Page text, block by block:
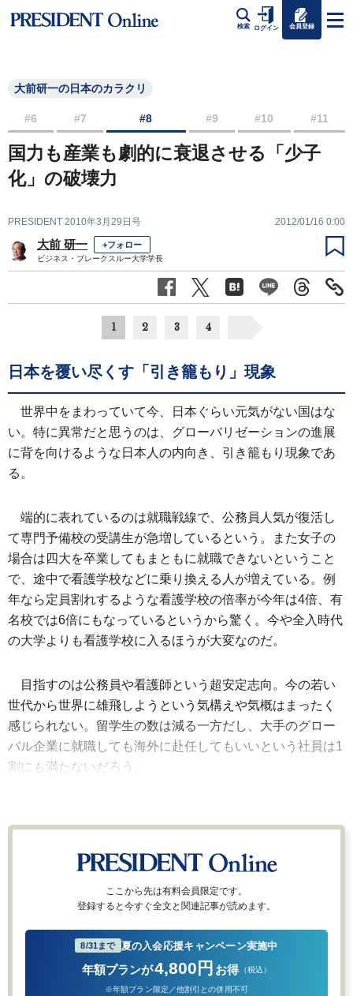
検索 ログイン 会員登録
大前研一の日本のカラクリ
#6 #7 #8 #9 #10 #11
国力も産業も劇的に衰退させる「少子
化」の破壊力
PRESIDENT 2010年3月29日号 2012/01/16 0:00
大前 研一 +フォロー
ビジネス・ブレークスルー大学学長
1 2 3 4
日本を覆い尽くす「引き籠もり」現象
世界中をまわっていて今、日本ぐらい元気がない国はな
い。特に異常だと思うのは、グローバリゼーションの進展
に背を向けるような日本人の内向き、引き籠もり現象であ
る。
端的に表れているのは就職戦線で、公務員人気が復活し
て専門予備校の受講生が急増しているという。また女子の
場合は四大を卒業してもまともに就職できないということ
で、途中で看護学校などに乗り換える人が増えている。例
年なら定員割れするような看護学校の倍率が今年は4倍、有
名校では6倍にもなっているというから驚く。今や全入時代
の大学よりも看護学校に入るほうが大変なのだ。
目指すのは公務員や看護師という超安定志向。今の若い
世代から世界に雄飛しようという気構えや気概はまったく
感じられない。留学生の数は減る一方だし、大手のグロー
バル企業に就職しても海外に赴任してもいいという社員は1
割にも満たないだろう。
ここから先は有料会員限定です。
登録すると今すぐ全文と関連記事が読めます。
8/31まで 夏の入会応援キャンペーン実施中
年額プランが4,800円 お得 （税込）
※年額プラン限定／他割引との併用不可